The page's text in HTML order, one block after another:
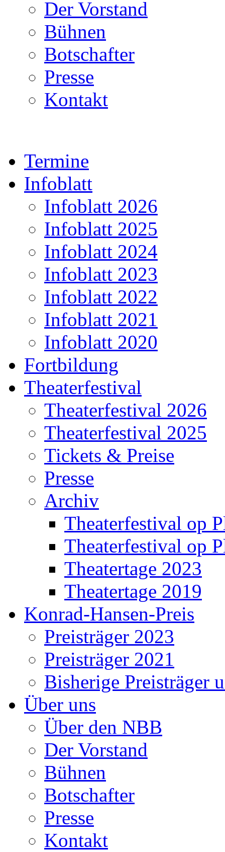
Der Vorstand
Bühnen
Botschafter
Presse
Kontakt
Termine
Infoblatt
Infoblatt 2026
Infoblatt 2025
Infoblatt 2024
Infoblatt 2023
Infoblatt 2022
Infoblatt 2021
Infoblatt 2020
Fortbildung
Theaterfestival
Theaterfestival 2026
Theaterfestival 2025
Tickets & Preise
Presse
Archiv
Theaterfestival op
Theaterfestival op
Theatertage 2023
Theatertage 2019
Konrad-Hansen-Preis
Preisträger 2023
Preisträger 2021
Bisherige Preisträger
Über uns
Über den NBB
Der Vorstand
Bühnen
Botschafter
Presse
Kontakt